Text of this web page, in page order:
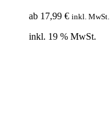
ab 17,99 € inkl. MwSt.
inkl. 19 % MwSt.